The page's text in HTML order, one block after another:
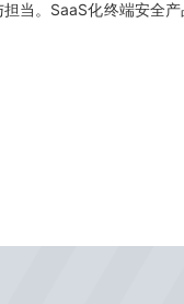
当。SaaS化终端安全